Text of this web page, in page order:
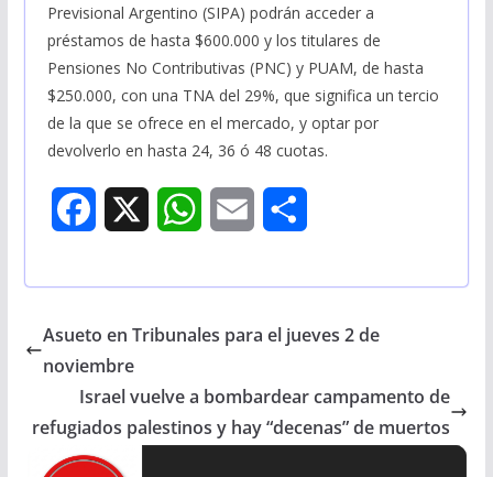
Previsional Argentino (SIPA) podrán acceder a
préstamos de hasta $600.000 y los titulares de
Pensiones No Contributivas (PNC) y PUAM, de hasta
$250.000, con una TNA del 29%, que significa un tercio
de la que se ofrece en el mercado, y optar por
devolverlo en hasta 24, 36 ó 48 cuotas.
e
o
W
t
s
A
i
r
Asueto en Tribunales para el jueves 2 de
noviembre
Israel vuelve a bombardear campamento de
refugiados palestinos y hay “decenas” de muertos